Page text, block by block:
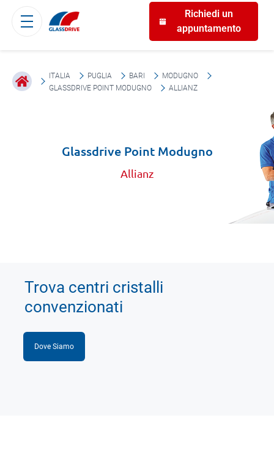
Richiedi un
appuntamento
ITALIA PUGLIA BARI
MODUGNO
GLASSDRIVE POINT MODUGNO
ALLIANZ
Glassdrive Point Modugno
Allianz
Trova centri cristalli
convenzionati
Dove Siamo